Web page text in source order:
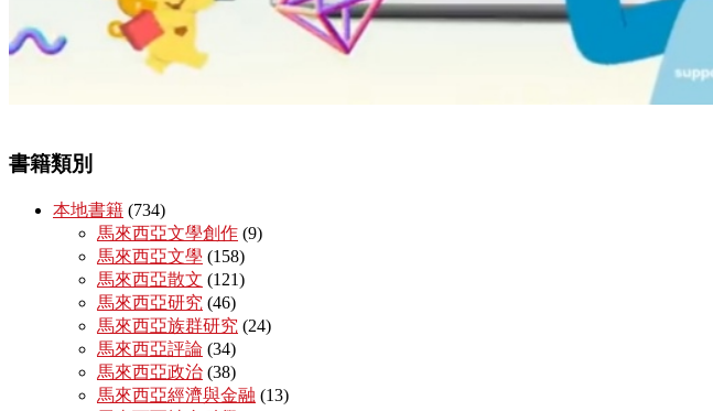
書籍類別
本地書籍 (734)
馬來西亞文學創作 (9)
馬來西亞文學 (158)
馬來西亞散文 (121)
馬來西亞研究 (46)
馬來西亞族群研究 (24)
馬來西亞評論 (34)
馬來西亞政治 (38)
馬來西亞經濟與金融 (13)